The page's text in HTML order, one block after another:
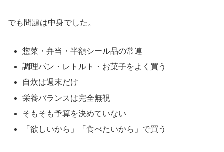
でも問題は中身でした。
惣菜・弁当・半額シール品の常連
調理パン・レトルト・お菓子をよく買う
自炊は週末だけ
栄養バランスは完全無視
そもそも予算を決めていない
「欲しいから」「食べたいから」で買う